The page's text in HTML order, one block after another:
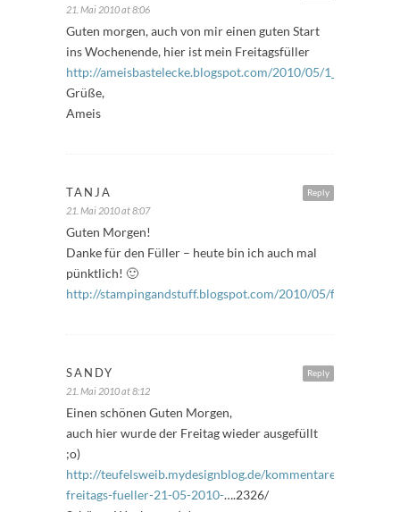
21. Mai 2010 at 8:06
Guten morgen, auch von mir einen guten Start
ins Wochenende, hier ist mein Freitagsfüller
http://ameisbastelecke.blogspot.com/2010/05/1_21.html
Grüße,
Ameis
Reply
TANJA
21. Mai 2010 at 8:07
Guten Morgen!
Danke für den Füller – heute bin ich auch mal
pünktlich! 🙂
http://stampingandstuff.blogspot.com/2010/05/
Reply
SANDY
21. Mai 2010 at 8:12
Einen schönen Guten Morgen,
auch hier wurde der Freitag wieder ausgefüllt
;o)
http://teufelsweib.mydesignblog.de/kommentare/-
freitags-fueller-21-05-2010-….2326/